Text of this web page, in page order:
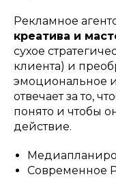
Рекламное
креатива и
сухое
клиента) и
эмоциональное
отвечает за то,
понято и чтобы
действие.
Современное